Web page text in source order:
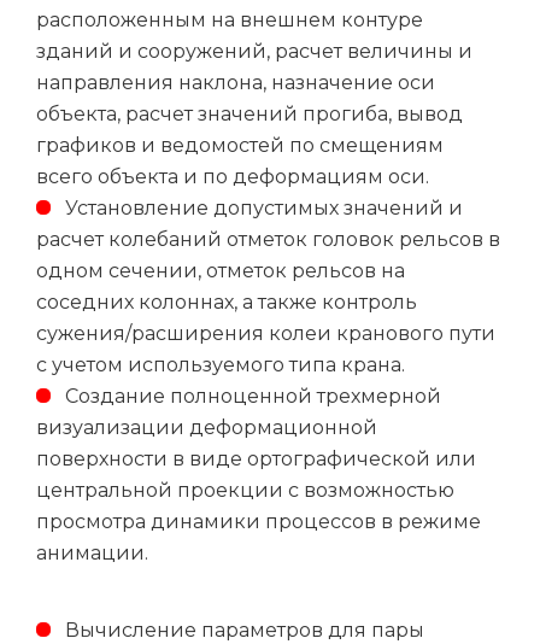
расположенным на внешнем контуре
зданий и сооружений, расчет величины и
направления наклона, назначение оси
объекта, расчет значений прогиба, вывод
графиков и ведомостей по смещениям
всего объекта и по деформациям оси.
Установление допустимых значений и
расчет колебаний отметок головок рельсов в
одном сечении, отметок рельсов на
соседних колоннах, а также контроль
сужения/расширения колеи кранового пути
с учетом используемого типа крана.
Создание полноценной трехмерной
визуализации деформационной
поверхности в виде ортографической или
центральной проекции с возможностью
просмотра динамики процессов в режиме
анимации.
Вычисление параметров для пары